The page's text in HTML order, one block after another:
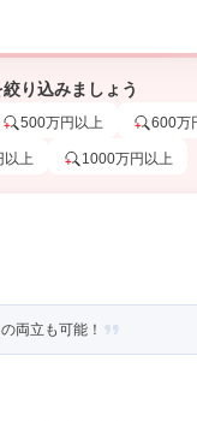
り込みましょう
500万円以上 600万
以上 1000万円以上
両立も可能！